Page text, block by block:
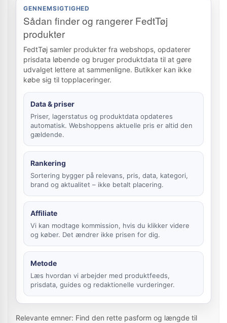
GENNEMSIGTIGHED
Sådan finder og rangerer FedtTøj
produkter
FedtTøj samler produkter fra webshops, opdaterer
prisdata løbende og bruger produktdata til at gøre
udvalget lettere at sammenligne. Butikker kan ikke
købe sig til topplaceringer.
Data & priser
Priser, lagerstatus og produktdata opdateres
automatisk. Webshoppens aktuelle pris er altid den
gældende.
Rankering
Sortering bygger på relevans, pris, data, kategori,
brand og aktualitet – ikke betalt placering.
Affiliate
Vi kan modtage kommission, hvis du klikker videre
og køber. Det ændrer ikke prisen for dig.
Metode
Læs hvordan vi arbejder med produktfeeds,
prisdata, guides og redaktionelle vurderinger.
Relevante emner: Find den rette pasform og længde til